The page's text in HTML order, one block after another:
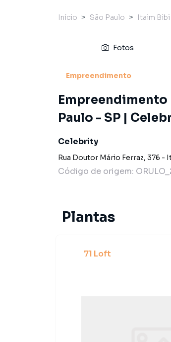
Início São Paulo Itaim Bibi
Fotos
Empreendimento
Empreendimento
Paulo - SP |
Celebrity
Rua Doutor Mário Ferraz, 376 -
Código de origem:
Plantas
71 Loft